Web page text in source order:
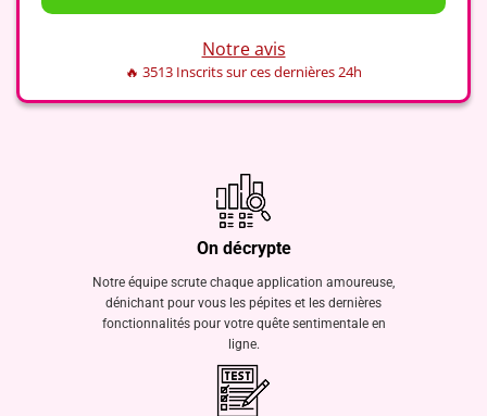
Notre avis
🔥 3513 Inscrits sur ces dernières 24h
On décrypte
Notre équipe scrute chaque application amoureuse,
dénichant pour vous les pépites et les dernières
fonctionnalités pour votre quête sentimentale en
ligne.